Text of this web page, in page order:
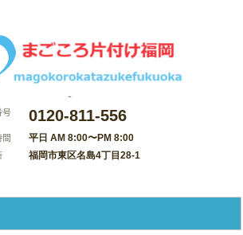
0120-811-556
平日 AM 8:00〜PM 8:00
福岡市東区名島4丁目28-1